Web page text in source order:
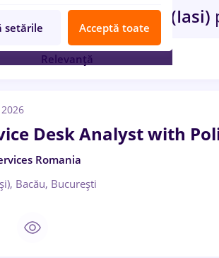
qualityinIasi (Iasi)
Relevanță
Desk Analyst with
Romania
Bacău, București
setările Acceptă toate